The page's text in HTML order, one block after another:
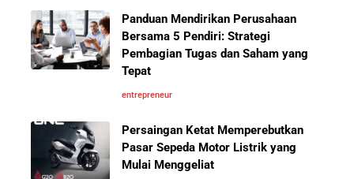
Lengkap untuk Pemula
5 Alasan Kenapa Bekerja di Perusahaan Orang Lain
Sebelum Memulai Usaha Sendiri Adalah Langkah
5 Alasan Kenapa Kamu Harus Bekerja di Perusahaan
Orang Lain Sebelum Bikin Bisnis Sendiri
Panduan Mendirikan Perusahaan
Bersama 5 Pendiri: Strategi
Pembagian Tugas dan Saham yang
Tepat
entrepreneur
Persaingan Ketat Memperebutkan
Pasar Sepeda Motor Listrik yang
Mulai Menggeliat